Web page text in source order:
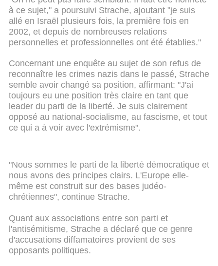
à ce sujet," a poursuivi Strache, ajoutant "je suis
allé en Israël plusieurs fois, la première fois en
2002, et depuis de nombreuses relations
personnelles et professionnelles ont été établies."
Concernant une enquête au sujet de son refus de
reconnaître les crimes nazis dans le passé, Strache
semble avoir changé sa position, affirmant: "J'ai
toujours eu une position très claire en tant que
leader du parti de la liberté. Je suis clairement
opposé au national-socialisme, au fascisme, et tout
ce qui a à voir avec l'extrémisme".
"Nous sommes le parti de la liberté démocratique et
nous avons des principes clairs. L'Europe elle-
même est construit sur des bases judéo-
chrétiennes", continue Strache.
Quant aux associations entre son parti et
l'antisémitisme, Strache a déclaré que ce genre
d'accusations diffamatoires provient de ses
opposants politiques.